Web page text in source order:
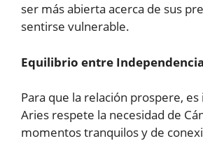
ser más abierta acerca de sus
sentirse vulnerable.
Equilibrio entre
Para que la relación prospere,
Aries respete la necesidad de
momentos tranquilos y de